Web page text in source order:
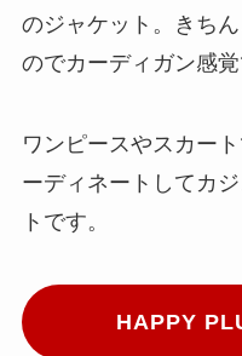
のジャケット。きち
のでカーディガン感覚
ワンピースやスカー
ーディネートしてカ
トです。
HAPPY